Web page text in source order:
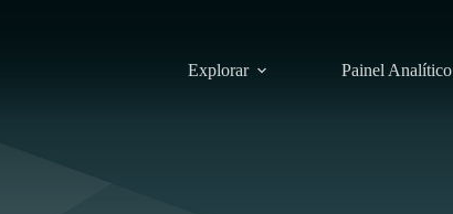
Explorar Painel Analítico